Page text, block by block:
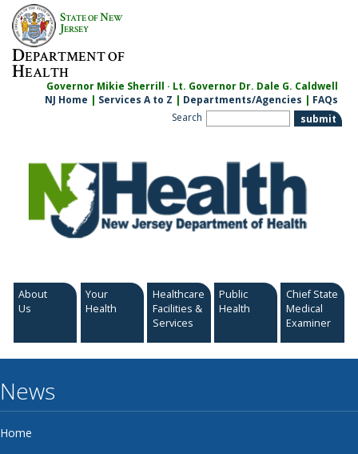
Skip
content
STATE OFNEW
JERSEY
DEPARTMENT OF
HEALTH
Governor Mikie Sherrill · Lt. Governor Dr. Dale G. Caldwell
NJ Home | Services A to Z | Departments/Agencies | FAQs
Search
About
Us
Your
Health
Healthcare
Facilities &
Services
Public
Health
Chief State
Medical
Examiner
News
Home